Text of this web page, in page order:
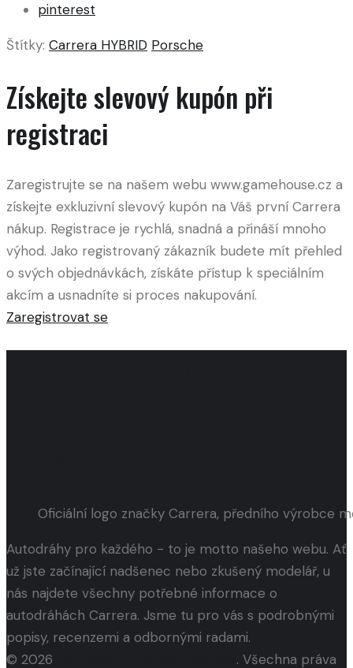
pinterest
Štítky: Carrera HYBRID Porsche
Získejte slevový kupón při
registraci
Zaregistrujte se na našem webu www.gamehouse.cz a
získejte exkluzivní slevový kupón na Váš první Carrera
nákup. Registrace je rychlá, snadná a přináší mnoho
výhod. Jako registrovaný zákazník budete mít přehled
o svých objednávkách, získáte přístup k speciálním
akcím a usnadníte si proces nakupování.
Zaregistrovat se
Oficiální logo značky Carrera, předního výrobce
Autodráhy pro každého - to je motto našeho webu. Ať
už jste začínající nadšenec nebo zkušený modelář, u
nás najdete všechny potřebné informace o
autodráhách Carrera. Jsme tu pro vás s podrobnými
popisy, recenzemi a odbornými radami.
© 2026
. Všechna práva